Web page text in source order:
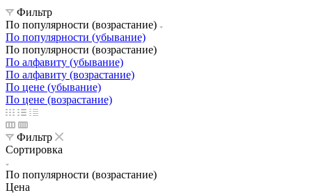
Фильтр
По популярности (возрастание)
По популярности (убывание)
По популярности (возрастание)
По алфавиту (убывание)
По алфавиту (возрастание)
По цене (убывание)
По цене (возрастание)
Фильтр
Сортировка
По популярности (возрастание)
Цена